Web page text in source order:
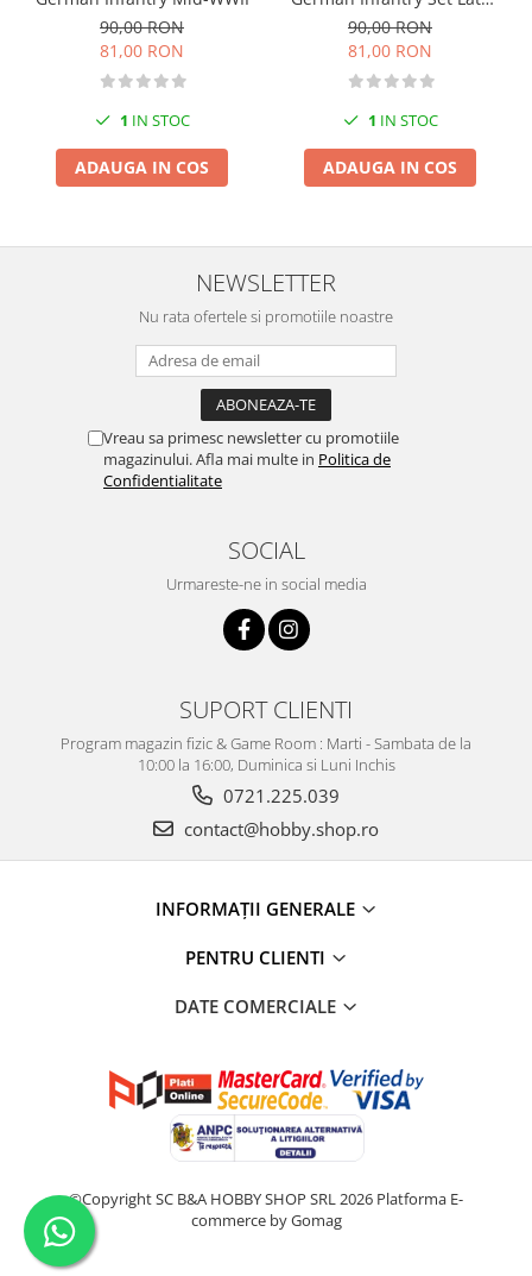
90,00 RON
81,00 RON
1 IN STOC
ADAUGA IN COS
WWII
90,00 RON
81,00 RON
1 IN STOC
ADAUGA IN COS
NEWSLETTER
Nu rata ofertele si promotiile noastre
Vreau sa primesc newsletter cu promotiile
magazinului. Afla mai multe in Politica de
Confidentialitate
SOCIAL
Urmareste-ne in social media
SUPORT CLIENTI
Program magazin fizic & Game Room : Marti - Sambata de la
10:00 la 16:00, Duminica si Luni Inchis
0721.225.039
contact@hobby.shop.ro
INFORMAŢII GENERALE
PENTRU CLIENTI
DATE COMERCIALE
©Copyright SC B&A HOBBY SHOP SRL 2026 Platforma E-
commerce by Gomag